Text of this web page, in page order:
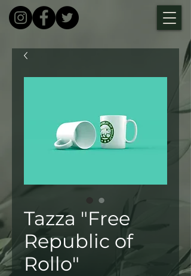
Tazza "Free
Republic of
Rollo"